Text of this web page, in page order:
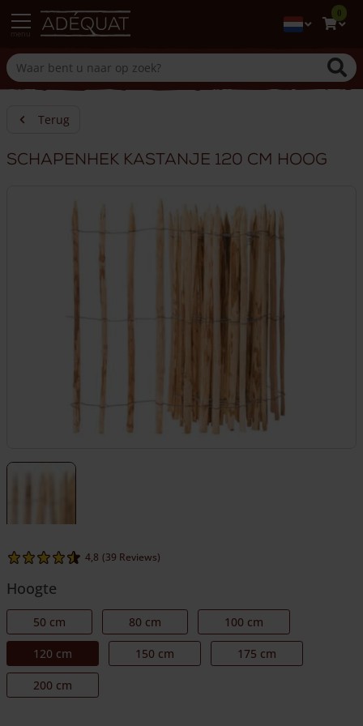
0
Terug
Schapenhek kastanje 120 cm hoog
4,8 (39 Reviews)
Hoogte
50 cm 80 cm 100 cm
120 cm 150 cm 175 cm
200 cm